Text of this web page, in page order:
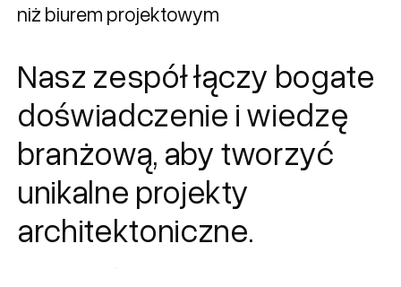
niż biurem projektowym
Nasz zespół łączy bogate
doświadczenie i wiedzę
branżową, aby tworzyć
unikalne projekty
architektoniczne.